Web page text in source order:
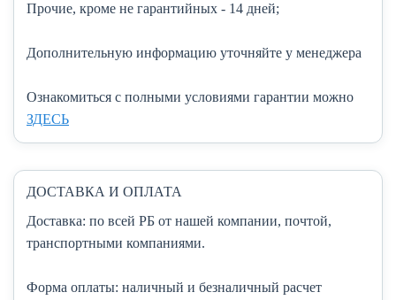
Прочие, кроме не гарантийных - 14 дней;
Дополнительную информацию уточняйте у менеджера
Ознакомиться с полными условиями гарантии можно
ЗДЕСЬ
ДОСТАВКА И ОПЛАТА
Доставка: по всей РБ от нашей компании, почтой,
транспортными компаниями.
Форма оплаты: наличный и безналичный расчет